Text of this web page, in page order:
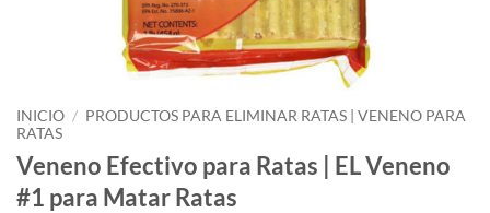
INICIO / PRODUCTOS PARA ELIMINAR RATAS | VENENO PARA
RATAS
Veneno Efectivo para Ratas | EL Veneno
#1 para Matar Ratas